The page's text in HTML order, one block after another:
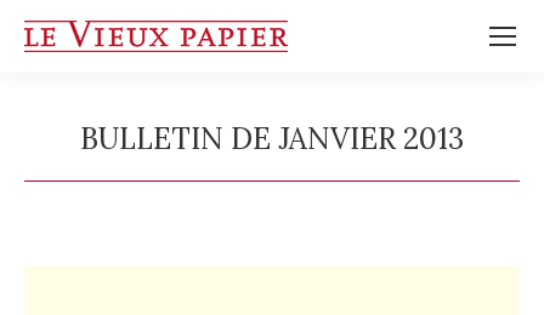
BULLETIN DE JANVIER 2013
Vous êtes ici :